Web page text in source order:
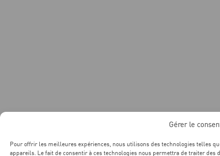
Gérer le
Pour offrir les meilleures expériences, nous utilisons des technologies telles
appareils. Le fait de consentir à ces technologies nous permettra de traiter